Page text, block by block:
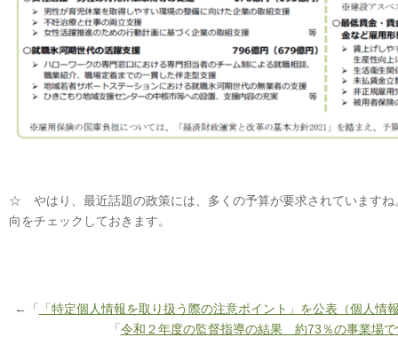
☆ やはり、最近話題の政策には、多くの予算が要求されています
向をチェックしておきます。
←「
「特定個人情報を取り扱う際の注意ポイント」を公表（個人情
「 令和２年度の監督指導の結果 約73％の事業場